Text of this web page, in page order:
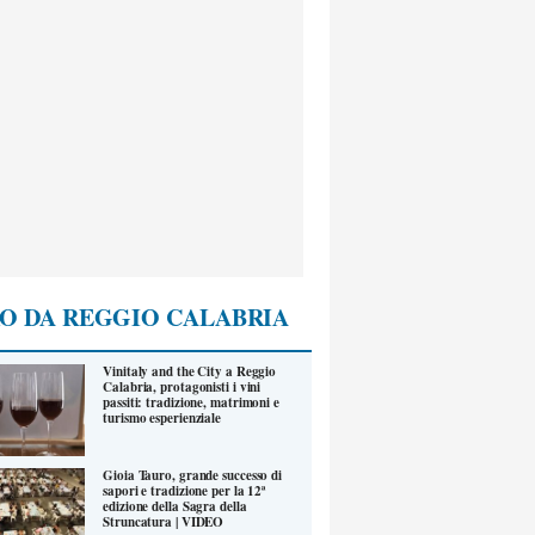
DA REGGIO CALABRIA
Vinitaly and the City a Reggio
Calabria, protagonisti i vini
passiti: tradizione, matrimoni e
turismo esperienziale
Gioia Tauro, grande successo di
sapori e tradizione per la 12ª
edizione della Sagra della
Struncatura | VIDEO